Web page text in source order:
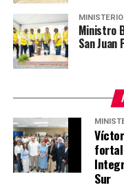
Ministro
San Juan
Sur